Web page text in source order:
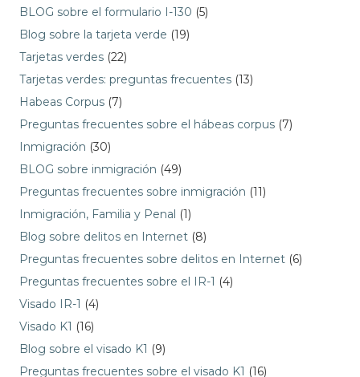
BLOG sobre el formulario I-130 (5)
Blog sobre la tarjeta verde (19)
Tarjetas verdes (22)
Tarjetas verdes: preguntas frecuentes (13)
Habeas Corpus (7)
Preguntas frecuentes sobre el hábeas corpus (7)
Inmigración (30)
BLOG sobre inmigración (49)
Preguntas frecuentes sobre inmigración (11)
Inmigración, Familia y Penal (1)
Blog sobre delitos en Internet (8)
Preguntas frecuentes sobre delitos en Internet (6)
Preguntas frecuentes sobre el IR-1 (4)
Visado IR-1 (4)
Visado K1 (16)
Blog sobre el visado K1 (9)
Preguntas frecuentes sobre el visado K1 (16)